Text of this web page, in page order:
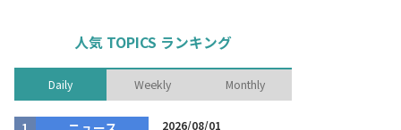
人気 TOPICS ランキング
Daily Weekly Monthly
2026/08/01